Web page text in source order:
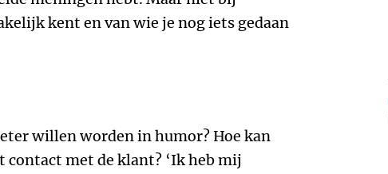
kent en van wie je nog iets gedaan
willen worden in humor? Hoe kan
contact met de klant? ‘Ik heb mij